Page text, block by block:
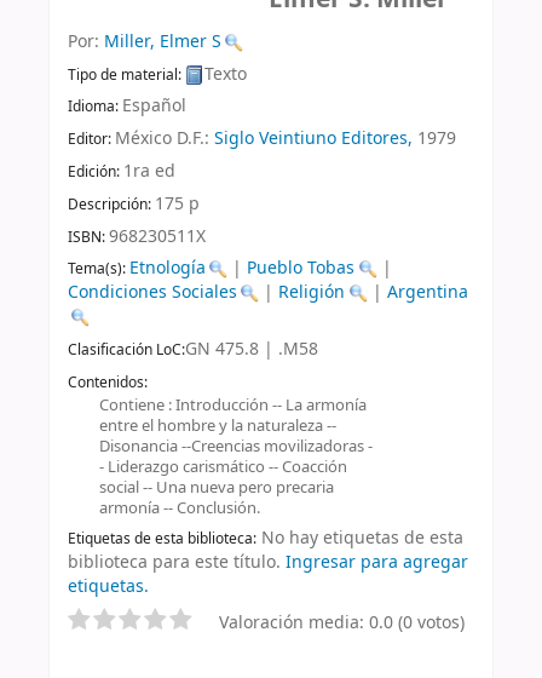
Por: Miller, Elmer S
Tipo de material: Texto
Idioma: Español
Editor: México D.F.: Siglo Veintiuno Editores, 1979
Edición: 1ra ed
Descripción: 175 p
ISBN:968230511X
Tema(s): Etnología | Pueblo Tobas
|
Condiciones Sociales
| Religión | Argentina
Clasificación LoC:GN 475.8 | .M58
Contenidos:
Contiene : Introducción -- La armonía
entre el hombre y la naturaleza --
Disonancia --Creencias movilizadoras -
- Liderazgo carismático -- Coacción
social -- Una nueva pero precaria
armonía -- Conclusión.
Etiquetas de esta biblioteca: No hay etiquetas de esta
biblioteca para este título. Ingresar para agregar
etiquetas.
Valoración media: 0.0 (0 votos)